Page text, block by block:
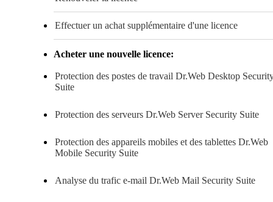
Effectuer un achat supplémentaire d'une licence
Acheter une nouvelle licence:
Protection des postes de travail Dr.Web Desktop
Suite
Protection des serveurs Dr.Web Server Security Suite
Protection des appareils mobiles et des tablettes Dr.Web
Mobile Security Suite
Analyse du trafic e-mail Dr.Web Mail Security Suite